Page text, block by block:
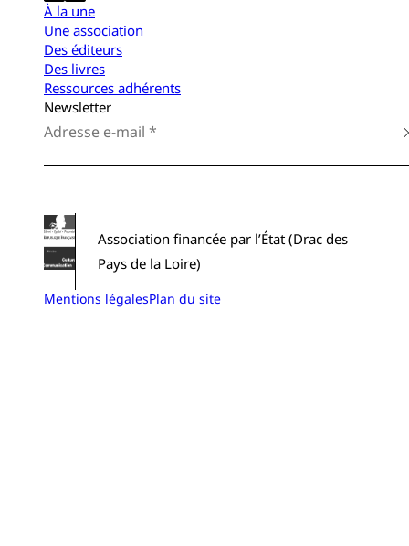
À la une
Une association
Des éditeurs
Des livres
Ressources adhérents
Newsletter
Association financée par l’État (Drac des
Pays de la Loire)
Mentions légalesPlan du site